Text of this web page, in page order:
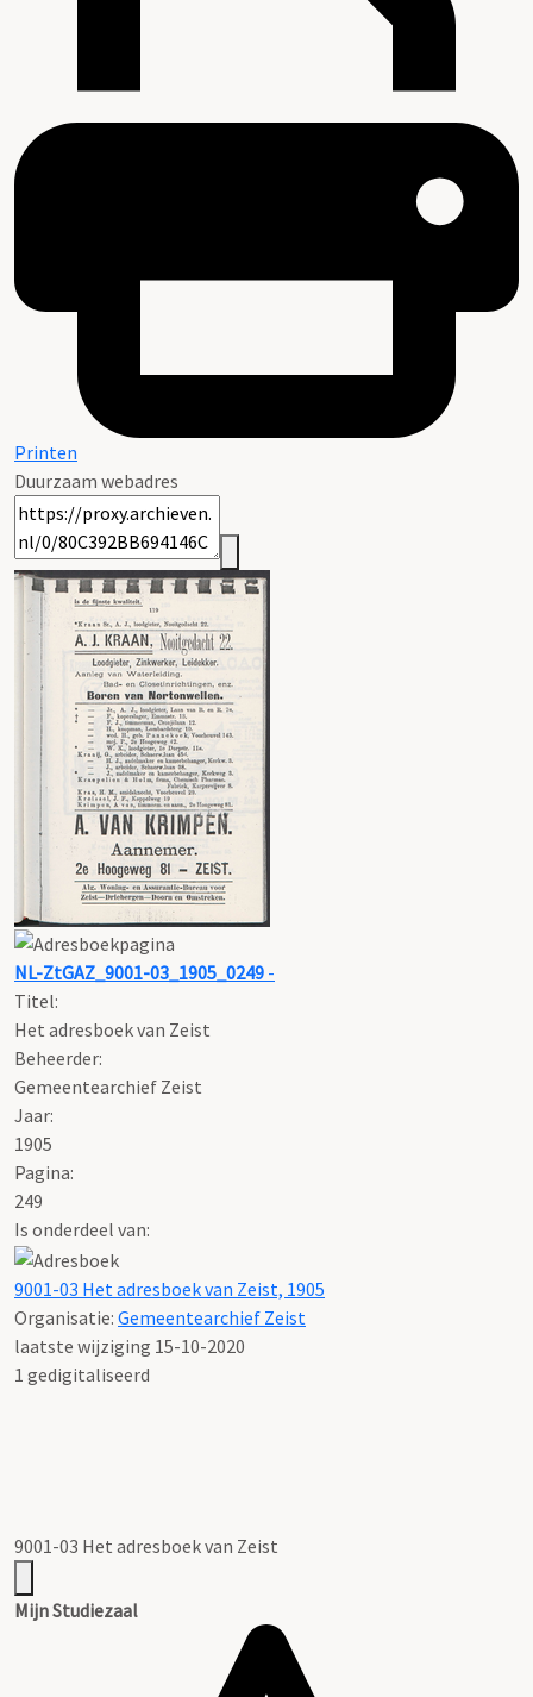
Printen
Duurzaam webadres
NL-ZtGAZ_9001-03_1905_0249 -
Titel:
Het adresboek van Zeist
Beheerder:
Gemeentearchief Zeist
Jaar:
1905
Pagina:
249
Is onderdeel van:
9001-03 Het adresboek van Zeist, 1905
Organisatie: Gemeentearchief Zeist
laatste wijziging 15-10-2020
1 gedigitaliseerd
9001-03 Het adresboek van Zeist
Mijn Studiezaal